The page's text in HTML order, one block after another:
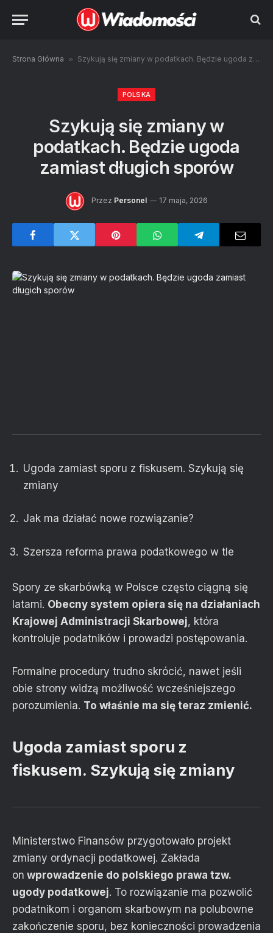
Strona Główna » Szykują się zmiany w podatkach. Będzie ugoda zamiast długich sporów
POLSKA
Szykują się zmiany w
podatkach. Będzie ugoda
zamiast długich sporów
Przez Personel 17 maja, 2026
Ugoda zamiast sporu z fiskusem. Szykują się
zmiany
Jak ma działać nowe rozwiązanie?
Szersza reforma prawa podatkowego w tle
Spory ze skarbówką w Polsce często ciągną się
latami. Obecny system opiera się na działaniach
Krajowej Administracji Skarbowej, która
kontroluje podatników i prowadzi postępowania.
Formalne procedury trudno skrócić, nawet jeśli
obie strony widzą możliwość wcześniejszego
porozumienia. To właśnie ma się teraz zmienić.
Ugoda zamiast sporu z
fiskusem. Szykują się zmiany
Ministerstwo Finansów przygotowało projekt
zmiany ordynacji podatkowej. Zakłada
on wprowadzenie do polskiego prawa tzw.
ugody podatkowej. To rozwiązanie ma pozwolić
podatnikom i organom skarbowym na polubowne
zakończenie sporu, bez konieczności prowadzenia